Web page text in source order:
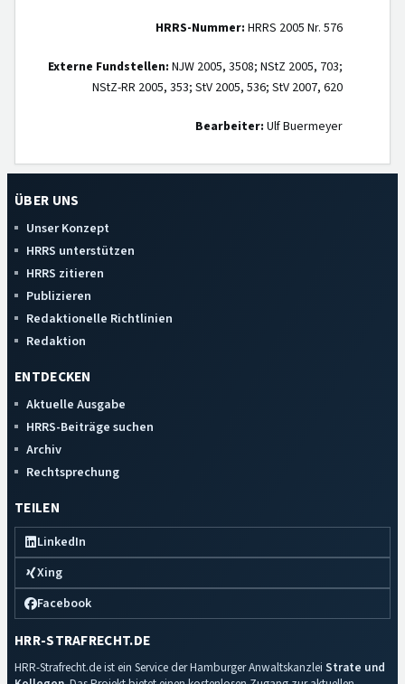
HRRS-Nummer: HRRS 2005 Nr. 576
Externe Fundstellen: NJW 2005, 3508; NStZ 2005, 703;
NStZ-RR 2005, 353; StV 2005, 536; StV 2007, 620
Bearbeiter: Ulf Buermeyer
ÜBER UNS
Unser Konzept
HRRS unterstützen
HRRS zitieren
Publizieren
Redaktionelle Richtlinien
Redaktion
ENTDECKEN
Aktuelle Ausgabe
HRRS-Beiträge suchen
Archiv
Rechtsprechung
TEILEN
LinkedIn
Xing
Facebook
HRR-STRAFRECHT.DE
HRR-Strafrecht.de ist ein Service der Hamburger Anwaltskanzlei Strate und